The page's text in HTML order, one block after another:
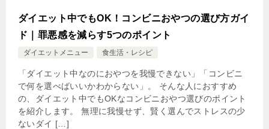
ダイエット中でもOK！コンビニおやつの選び方ガイ
ド｜罪悪感を減らす5つのポイント
ダイエットメニュー 食生活・レシピ
「ダイエット中なのにおやつを我慢できない」「コンビニ
で何を選べばいいかわからない」。 そんな人におすすめ
の、ダイエット中でもOKなコンビニおやつ選びのポイント
を紹介します。 無理に我慢せず、賢く選んでストレスの少
ないダイ […]